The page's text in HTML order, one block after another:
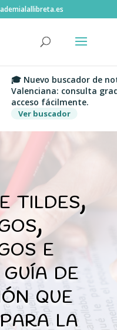
🎓 Nuevo buscador de
Valenciana: consulta
acceso fácilmente.
Ver buscador
tildes,
e
de
que
la